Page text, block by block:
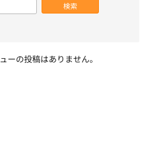
検索
ーの投稿はありません。